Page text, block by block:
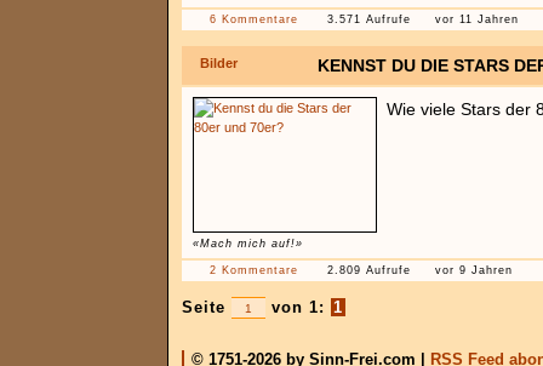
6 Kommentare 3.571 Aufrufe vor 11 Jahren
Bilder KENNST DU DIE STARS
«Mach mich auf!»
Wie viele Stars der
2 Kommentare 2.809 Aufrufe vor 9 Jahren
Seite von 1: 1
© 1751-2026 by Sinn-Frei.com |
RSS Feed